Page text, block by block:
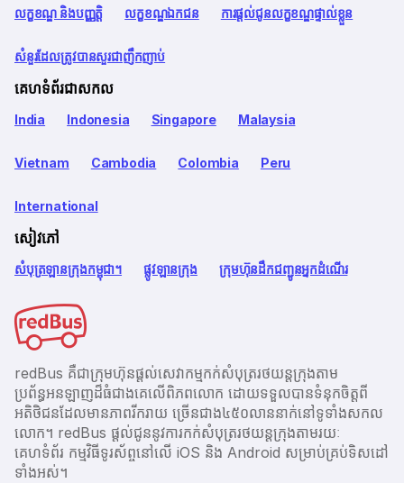
លក្ខខណ្ឌ និងបញ្ញត្តិ លក្ខខណ្ឌឯកជន ការផ្តល់ជូនលក្ខខណ្ឌផ្ទាល់ខ្លួន
សំនួរដែលត្រូវបានសួរជាញឹកញាប់
គេហទំព័រជាសកល
India Indonesia Singapore Malaysia
Vietnam Cambodia Colombia Peru
International
សៀវភៅ
សំបុត្រឡានក្រុងកម្ពុជា។ ផ្លូវឡានក្រុង ក្រុមហ៊ុនដឹកជញ្ជូនអ្នកដំណើរ
redBus គឺជាក្រុមហ៊ុនផ្តល់សេវាកម្មកក់សំបុត្ររថយន្តក្រុងតាម
ប្រព័ន្ធអនឡាញដ៏ធំជាងគេលើពិភពលោក ដោយទទួលបានទំនុកចិត្តពី
អតិថិជនដែលមានភាពរីករាយ ច្រើនជាង​៤៥០លាននាក់នៅទូទាំងសកល
លោក។ redBus ផ្ដល់ជូននូវការកក់សំបុត្ររថយន្តក្រុងតាមរយៈ
គេហទំព័រ កម្មវិធីទូរស័ព្ចនៅលើ iOS និង Android សម្រាប់គ្រប់ទិសដៅ
ទាំងអស់។